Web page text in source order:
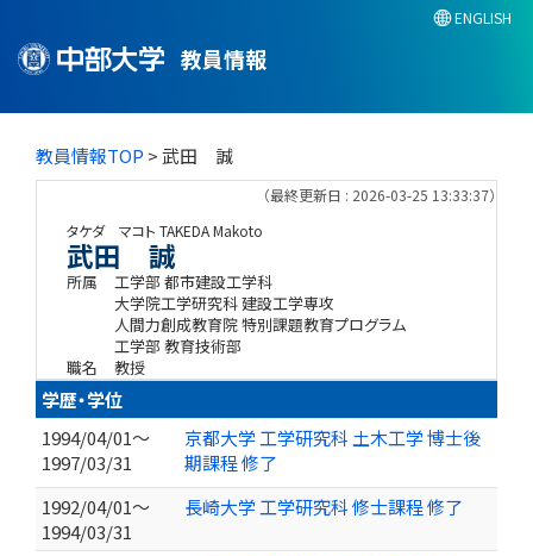
教員情報
ENGLISH
教員情報TOP > 武田 誠
（最終更新日 : 2026-03-25 13:33:37）
タケダ マコト TAKEDA Makoto
武田 誠
所属
工学部 都市建設工学科
大学院工学研究科 建設工学専攻
人間力創成教育院 特別課題教育プログラム
工学部 教育技術部
職名
教授
学歴・学位
1994/04/01～
1997/03/31
京都大学 工学研究科 土木工学 博士後
期課程 修了
1992/04/01～
1994/03/31
長崎大学 工学研究科 修士課程 修了